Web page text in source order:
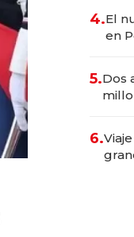
4.El
en
5.Dos
6.